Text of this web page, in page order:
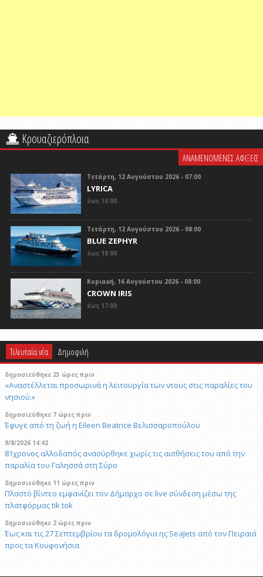
Κρουαζιερόπλοια
ΑΝΑΜΕΝΟΜΕΝΕΣ ΑΦΙΞΕΙΣ
Τετάρτη, 12 Αυγούστου 2026 - 07:00
LYRICA
έως 16:00
Τετάρτη, 12 Αυγούστου 2026 - 08:00
BLUE ZEPHYR
έως 18:00
Κυριακή, 16 Αυγούστου 2026 - 08:00
CROWN IRIS
έως 17:00
Τελευταία νέα Δημοφιλή
δημοσιεύθηκε 23 ώρες πριν
«Αναστέλλεται προσωρινά η λειτουργία των ντους στις παραλίες του
νησιού.»
δημοσιεύθηκε 7 ώρες πριν
Έφυγε από τη ζωή η Eileen Beatrice Βελισσαροπούλου
9/8/2026 14:42
81χρονος αλλοδαπός ανασύρθηκε χωρίς τις αισθήσεις του από την
παραλία του Γαλησσά στη Σύρο
δημοσιεύθηκε 11 ώρες πριν
Πλαστό βίντεο εμφανίζει τον Δήμαρχο σε live σύνδεση μέσω της
πλατφόρμας tik tok
δημοσιεύθηκε 2 ώρες πριν
Έως και τις 27 Σεπτεμβρίου τα δρομολόγια ης SeaJets από τον Πειραιά
προς τα Κουφονήσια